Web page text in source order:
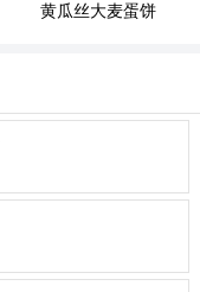
黄瓜丝大麦蛋饼